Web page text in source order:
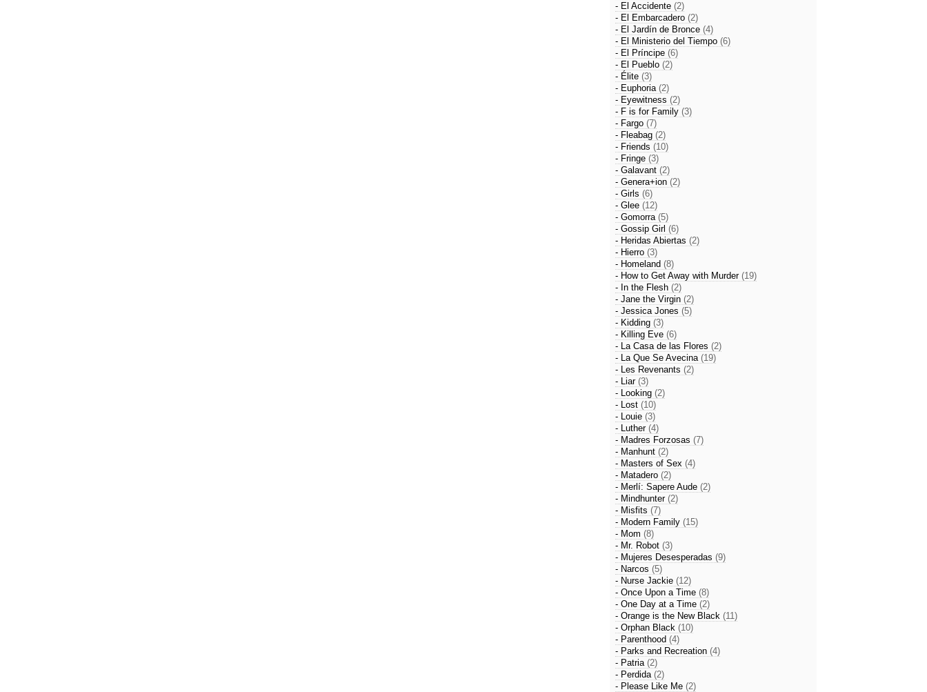
- El Accidente (2)
- El Embarcadero (2)
- El Jardín de Bronce (4)
- El Ministerio del Tiempo (6)
- El Príncipe (6)
- El Pueblo (2)
- Élite (3)
- Euphoria (2)
- Eyewitness (2)
- F is for Family (3)
- Fargo (7)
- Fleabag (2)
- Friends (10)
- Fringe (3)
- Galavant (2)
- Genera+ion (2)
- Girls (6)
- Glee (12)
- Gomorra (5)
- Gossip Girl (6)
- Heridas Abiertas (2)
- Hierro (3)
- Homeland (8)
- How to Get Away with Murder (19)
- In the Flesh (2)
- Jane the Virgin (2)
- Jessica Jones (5)
- Kidding (3)
- Killing Eve (6)
- La Casa de las Flores (2)
- La Que Se Avecina (19)
- Les Revenants (2)
- Liar (3)
- Looking (2)
- Lost (10)
- Louie (3)
- Luther (4)
- Madres Forzosas (7)
- Manhunt (2)
- Masters of Sex (4)
- Matadero (2)
- Merlí: Sapere Aude (2)
- Mindhunter (2)
- Misfits (7)
- Modern Family (15)
- Mom (8)
- Mr. Robot (3)
- Mujeres Desesperadas (9)
- Narcos (5)
- Nurse Jackie (12)
- Once Upon a Time (8)
- One Day at a Time (2)
- Orange is the New Black (11)
- Orphan Black (10)
- Parenthood (4)
- Parks and Recreation (4)
- Patria (2)
- Perdida (2)
- Please Like Me (2)